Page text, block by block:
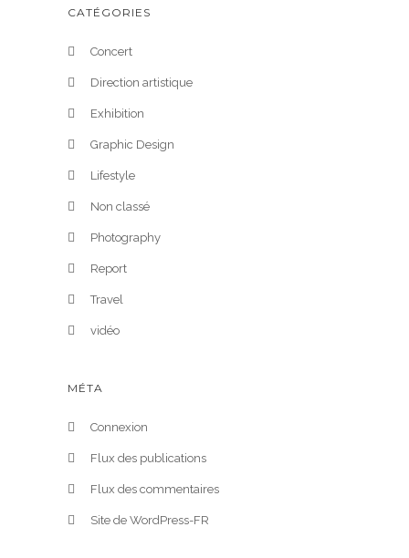
CATÉGORIES
Concert
Direction artistique
Exhibition
Graphic Design
Lifestyle
Non classé
Photography
Report
Travel
vidéo
MÉTA
Connexion
Flux des publications
Flux des commentaires
Site de WordPress-FR